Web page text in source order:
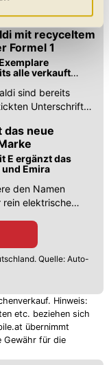
eine
stehen. Sie
mit recyceltem
Formel 1
alle verkauft
sind bereits
Unterschrift
das neue
E ergänzt das
Emira
den Namen
rein elektrische
Quelle: Auto-
Hinweis:
etc. beziehen sich
übernimmt
Gewähr für die